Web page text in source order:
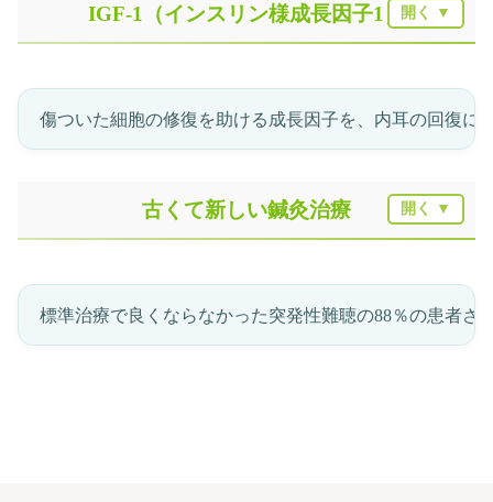
IGF-1（インスリン様成長因子1）
傷ついた細胞の修復を助ける成長因子を、内耳の回復に
古くて新しい鍼灸治療
標準治療で良くならなかった突発性難聴の88％の患者さ